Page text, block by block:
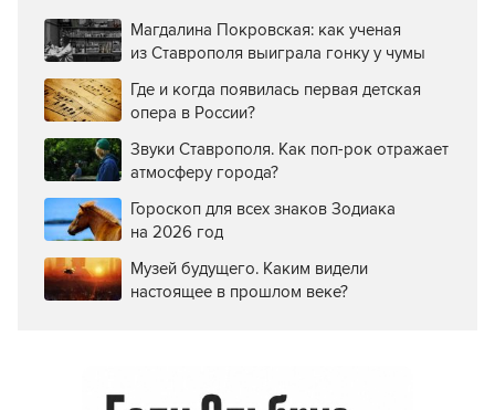
Магдалина Покровская: как ученая
из Ставрополя выиграла гонку у чумы
Где и когда появилась первая детская
опера в России?
Звуки Ставрополя. Как поп-рок отражает
атмосферу города?
Гороскоп для всех знаков Зодиака
на 2026 год
Музей будущего. Каким видели
настоящее в прошлом веке?